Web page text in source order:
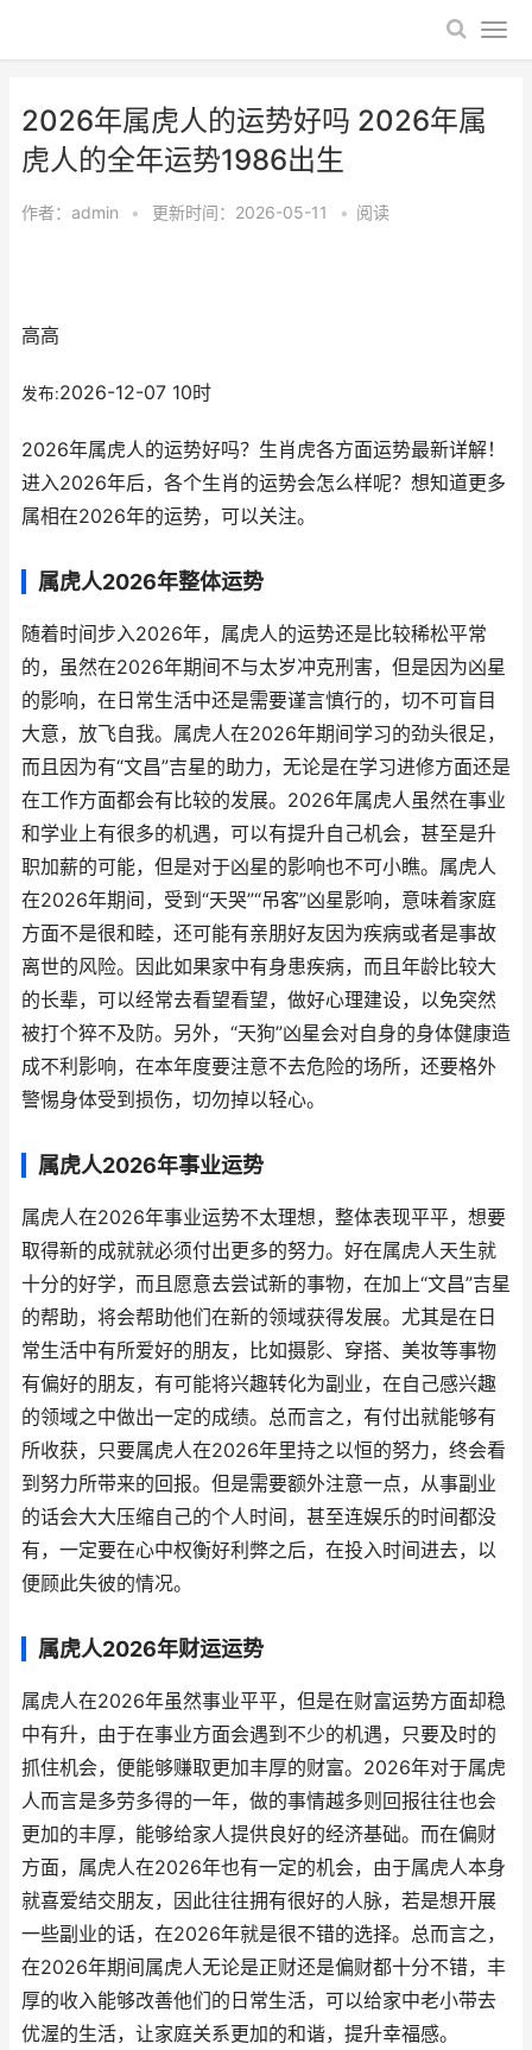
2026年属虎人的运势好吗 2026年属
虎人的全年运势1986出生
作者： admin • 更新时间：2026-05-11 • 阅读
高高
发布:2026-12-07 10时
2026年属虎人的运势好吗？生肖虎各方面运势最新详解！
进入2026年后，各个生肖的运势会怎么样呢？想知道更多
属相在2026年的运势，可以关注。
属虎人2026年整体运势
随着时间步入2026年，属虎人的运势还是比较稀松平常
的，虽然在2026年期间不与太岁冲克刑害，但是因为凶星
的影响，在日常生活中还是需要谨言慎行的，切不可盲目
大意，放飞自我。属虎人在2026年期间学习的劲头很足，
而且因为有“文昌”吉星的助力，无论是在学习进修方面还是
在工作方面都会有比较的发展。2026年属虎人虽然在事业
和学业上有很多的机遇，可以有提升自己机会，甚至是升
职加薪的可能，但是对于凶星的影响也不可小瞧。属虎人
在2026年期间，受到“天哭”“吊客”凶星影响，意味着家庭
方面不是很和睦，还可能有亲朋好友因为疾病或者是事故
离世的风险。因此如果家中有身患疾病，而且年龄比较大
的长辈，可以经常去看望看望，做好心理建设，以免突然
被打个猝不及防。另外，“天狗”凶星会对自身的身体健康造
成不利影响，在本年度要注意不去危险的场所，还要格外
警惕身体受到损伤，切勿掉以轻心。
属虎人2026年事业运势
属虎人在2026年事业运势不太理想，整体表现平平，想要
取得新的成就就必须付出更多的努力。好在属虎人天生就
十分的好学，而且愿意去尝试新的事物，在加上“文昌”吉星
的帮助，将会帮助他们在新的领域获得发展。尤其是在日
常生活中有所爱好的朋友，比如摄影、穿搭、美妆等事物
有偏好的朋友，有可能将兴趣转化为副业，在自己感兴趣
的领域之中做出一定的成绩。总而言之，有付出就能够有
所收获，只要属虎人在2026年里持之以恒的努力，终会看
到努力所带来的回报。但是需要额外注意一点，从事副业
的话会大大压缩自己的个人时间，甚至连娱乐的时间都没
有，一定要在心中权衡好利弊之后，在投入时间进去，以
便顾此失彼的情况。
属虎人2026年财运运势
属虎人在2026年虽然事业平平，但是在财富运势方面却稳
中有升，由于在事业方面会遇到不少的机遇，只要及时的
抓住机会，便能够赚取更加丰厚的财富。2026年对于属虎
人而言是多劳多得的一年，做的事情越多则回报往往也会
更加的丰厚，能够给家人提供良好的经济基础。而在偏财
方面，属虎人在2026年也有一定的机会，由于属虎人本身
就喜爱结交朋友，因此往往拥有很好的人脉，若是想开展
一些副业的话，在2026年就是很不错的选择。总而言之，
在2026年期间属虎人无论是正财还是偏财都十分不错，丰
厚的收入能够改善他们的日常生活，可以给家中老小带去
优渥的生活，让家庭关系更加的和谐，提升幸福感。